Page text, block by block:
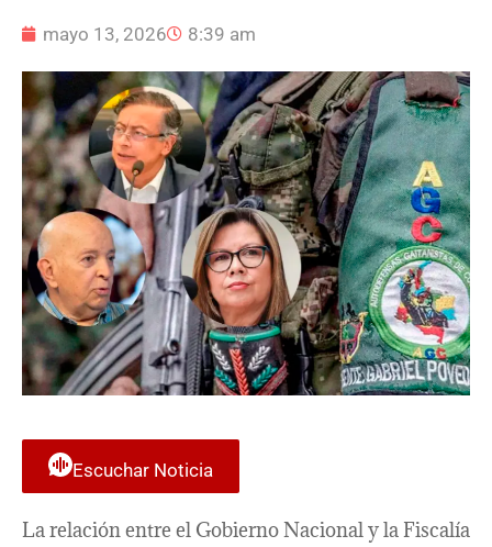
mayo 13, 2026 8:39 am
Escuchar Noticia
La relación entre el Gobierno Nacional y la Fiscalía